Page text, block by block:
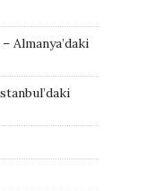
Almanya’daki